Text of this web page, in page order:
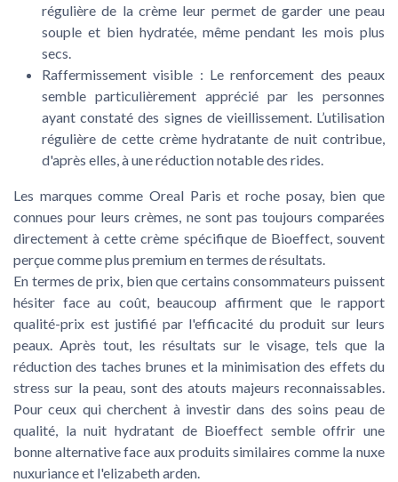
régulière de la crème leur permet de garder une peau
souple et bien hydratée, même pendant les mois plus
secs.
Raffermissement visible : Le renforcement des peaux
semble particulièrement apprécié par les personnes
ayant constaté des signes de vieillissement. L’utilisation
régulière de cette crème hydratante de nuit contribue,
d'après elles, à une réduction notable des rides.
Les marques comme Oreal Paris et roche posay, bien que
connues pour leurs crèmes, ne sont pas toujours comparées
directement à cette crème spécifique de Bioeffect, souvent
perçue comme plus premium en termes de résultats.
En termes de prix, bien que certains consommateurs puissent
hésiter face au coût, beaucoup affirment que le rapport
qualité-prix est justifié par l'efficacité du produit sur leurs
peaux. Après tout, les résultats sur le visage, tels que la
réduction des taches brunes et la minimisation des effets du
stress sur la peau, sont des atouts majeurs reconnaissables.
Pour ceux qui cherchent à investir dans des soins peau de
qualité, la nuit hydratant de Bioeffect semble offrir une
bonne alternative face aux produits similaires comme la nuxe
nuxuriance et l'elizabeth arden.